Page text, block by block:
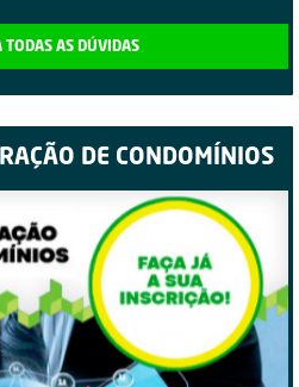
TODAS AS DÚVIDAS
DE CONDOMÍNIOS